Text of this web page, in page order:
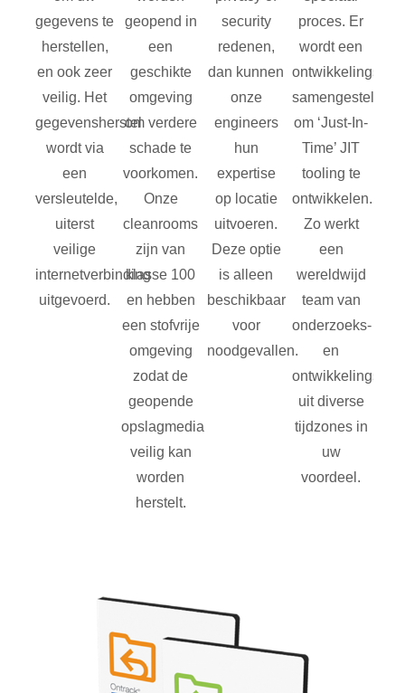
gegevens te
herstellen,
en ook zeer
veilig. Het
gegevensherstel
wordt via
een
versleutelde,
uiterst
veilige
internetverbinding
uitgevoerd.
geopend in
een
geschikte
omgeving
om verdere
schade te
voorkomen.
Onze
cleanrooms
zijn van
klasse 100
en hebben
een stofvrije
omgeving
zodat de
geopende
opslagmedia
veilig kan
worden
herstelt.
security
redenen,
dan kunnen
onze
engineers
hun
expertise
op locatie
uitvoeren.
Deze optie
is alleen
beschikbaar
voor
noodgevallen.
proces. Er
wordt een
samengesteld
om ‘Just-In-
Time’ JIT
tooling te
ontwikkelen.
Zo werkt
een
wereldwijd
team van
onderzoeks-
en
uit diverse
tijdzones in
uw
voordeel.